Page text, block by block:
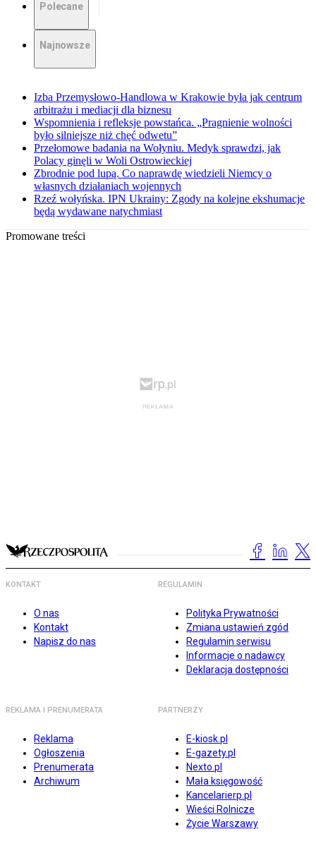
Polecane
Najnowsze
Izba Przemysłowo-Handlowa w Krakowie była jak centrum
arbitrażu i mediacji dla biznesu
Wspomnienia i refleksje powstańca. „Pragnienie wolności
było silniejsze niż chęć odwetu”
Przełomowe badania na Wołyniu. Medyk sprawdzi, jak
Polacy ginęli w Woli Ostrowieckiej
Zbrodnie pod lupą. Co naprawdę wiedzieli Niemcy o
własnych działaniach wojennych
Rzeź wołyńska. IPN Ukrainy: Zgody na kolejne ekshumacje
będą wydawane natychmiast
Promowane treści
KONTAKT
O nas
Kontakt
Napisz do nas
REGULAMIN
Polityka Prywatności
Zmiana ustawień zgód
Regulamin serwisu
Informacje o nadawcy
Deklaracja dostępności
REKLAMA I PRENUMERATA
Reklama
Ogłoszenia
Prenumerata
Archiwum
PARTNERZY
E-kiosk.pl
E-gazety.pl
Nexto.pl
Mała księgowość
Kancelarierp.pl
Wieści Rolnicze
Życie Warszawy